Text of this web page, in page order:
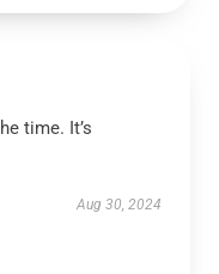
time. It’s
Aug 30, 2024